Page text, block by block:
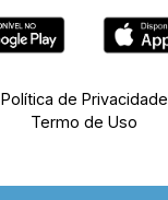
Política de Privacidade
Termo de Uso